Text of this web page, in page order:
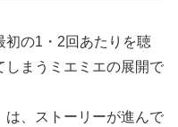
初の1・2回あたりを聴
しまうミエミエの展開で
は、ストーリーが進んで